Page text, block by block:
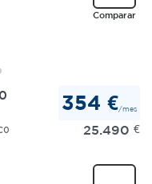
Comparar
354 €/mes
25.490 €